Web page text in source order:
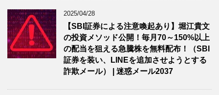
2025/04/28
【SBI証券による注意喚起あり】堀江貴文
の投資メソッド公開！毎月70～150%以上
の配当を狙える急騰株を無料配布！（SBI
証券を装い、LINEを追加させようとする
詐欺メール） | 迷惑メール2037